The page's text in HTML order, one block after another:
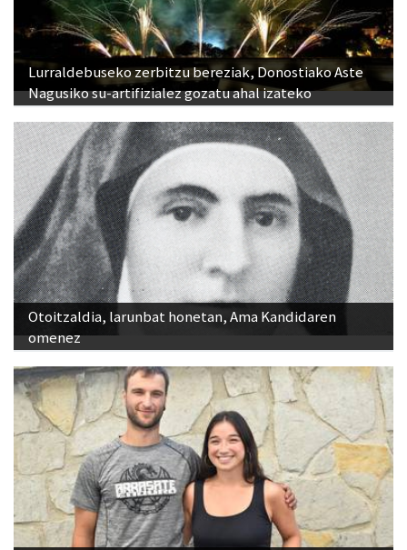
Lurraldebuseko zerbitzu bereziak, Donostiako Aste
Nagusiko su-artifizialez gozatu ahal izateko
Otoitzaldia, larunbat honetan, Ama Kandidaren
omenez